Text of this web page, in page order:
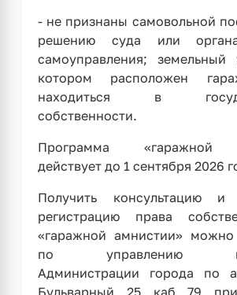
- не признаны самовольной
решению суда или
самоуправления; земельный
котором расположен
находиться в
собственности.
Программа «гаражной
действует до 1 сентября 2026
Получить консультацию и
регистрацию права
«гаражной амнистии»
по управлению
Администрации города по
Бульварный, 25, каб. 79,